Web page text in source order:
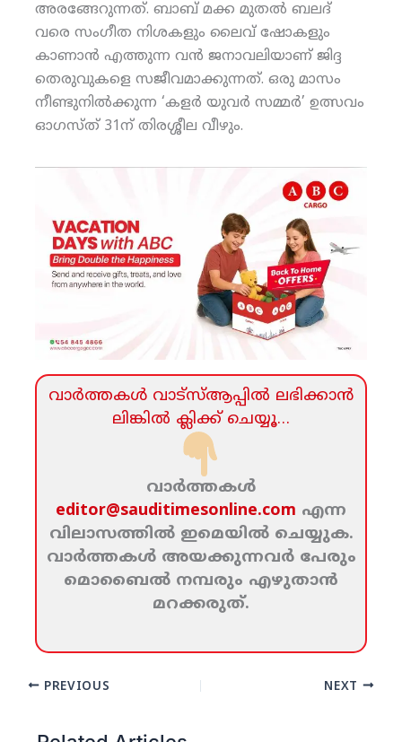
അരങ്ങേറുന്നത്. ബാബ് മക്ക മുതല്‍ ബലദ്
വരെ സംഗീത നിശകളും ലൈവ് ഷോകളും
കാണാന്‍ എത്തുന്ന വന്‍ ജനാവലിയാണ് ജിദ്ദ
തെരുവുകളെ സജീവമാക്കുന്നത്. ഒരു മാസം
നീണ്ടുനില്‍ക്കുന്ന ‘കളര്‍ യുവര്‍ സമ്മര്‍’ ഉത്സവം
ഓഗസ്ത് 31ന് തിരശ്ശീല വീഴും.
വാര്‍ത്തകള്‍ വാട്‌സ്‌ആപ്പില്‍ ലഭിക്കാന്‍
ലിങ്കില്‍ ക്ലിക്ക്‌ ചെയ്യൂ…
വാര്‍ത്തകള്‍
editor@sauditimesonline.com എന്ന
വിലാസത്തില്‍ ഇമെയില്‍ ചെയ്യുക.
വാര്‍ത്തകള്‍ അയക്കുന്നവര്‍ പേരും
മൊബൈല്‍ നമ്പരും എഴുതാന്‍
മറക്കരുത്‌.
PREVIOUS NEXT